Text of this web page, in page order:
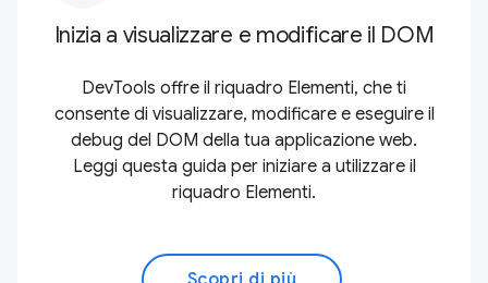
Inizia a visualizzare e modificare il DOM
DevTools offre il riquadro Elementi, che ti
consente di visualizzare, modificare e eseguire il
debug del DOM della tua applicazione web.
Leggi questa guida per iniziare a utilizzare il
riquadro Elementi.